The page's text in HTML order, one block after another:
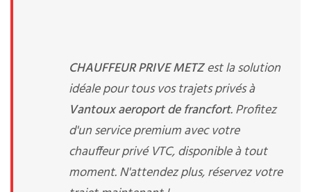
CHAUFFEUR PRIVE METZest la solution
idéale pour tous vos trajets privés à
Vantoux aeroport de francfort. Profitez
d'un service premium avec votre
chauffeur privé VTC, disponible à tout
moment. N'attendez plus, réservez votre